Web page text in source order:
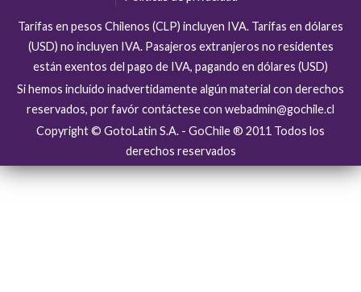
Tarifas en pesos Chilenos (CLP) incluyen IVA. Tarifas en dólares
(USD) no incluyen IVA. Pasajeros extranjeros no residentes
están exentos del pago de IVA, pagando en dólares (USD)
Si hemos incluído inadvertidamente algún material con derechos
reservados, por favór contáctese con webadmin@gochile.cl
Copyright © GotoLatin S.A. - GoChile ® 2011 Todos los
derechos reservados